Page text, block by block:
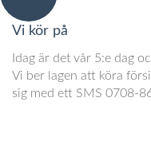
Vi kör på
Idag är det vår 5:e dag
Vi ber lagen att köra
sig med ett SMS 0708-